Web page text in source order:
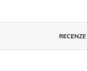
RECENZE